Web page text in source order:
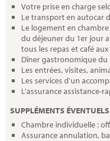
Votre prise en charge
Le transport en autocar
Le logement en
du déjeuner du 1er jour
tous les repas et café
Dîner gastronomique du
Les entrées, visites,
Les services d'un
L’assurance assistance-
SUPPLÉMENTS ÉVENTUELS
Chambre individuelle :
Assurance annulation,